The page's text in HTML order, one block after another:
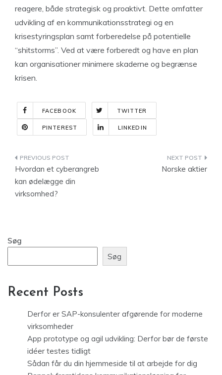
reagere, både strategisk og proaktivt. Dette omfatter
udvikling af en kommunikationsstrategi og en
krisestyringsplan samt forberedelse på potentielle
“shitstorms”. Ved at være forberedt og have en plan
kan organisationer minimere skaderne og begrænse
krisen.
FACEBOOK TWITTER
PINTEREST LINKEDIN
Indlægsnavigation
Hvordan et cyberangreb
kan ødelægge din
virksomhed?
Norske aktier
Søg
Søg
Recent Posts
Derfor er SAP-konsulenter afgørende for moderne
virksomheder
App prototype og agil udvikling: Derfor bør de første
idéer testes tidligt
Sådan får du din hjemmeside til at arbejde for dig